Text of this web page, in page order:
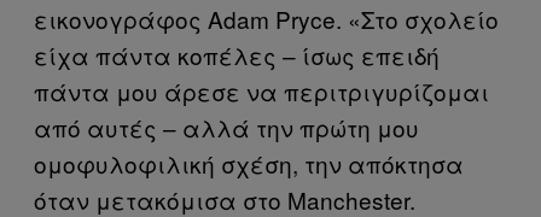
εικονογράφος Adam Pryce. «Στο σχολείο
είχα πάντα κοπέλες – ίσως επειδή
πάντα μου άρεσε να περιτριγυρίζομαι
από αυτές – αλλά την πρώτη μου
ομοφυλοφιλική σχέση, την απόκτησα
όταν μετακόμισα στο Manchester.